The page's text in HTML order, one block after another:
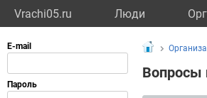
Vrachi05.ru Люди
Вопросы